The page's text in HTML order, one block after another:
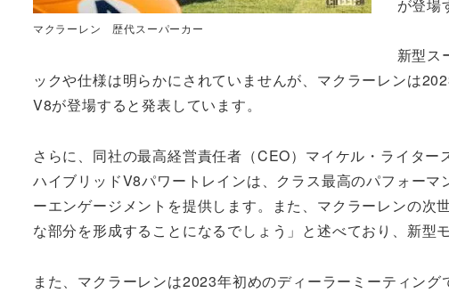
マクラーレン 歴代スーパーカー
が登場
新型ス
ックや仕様は明らかにされていませんが、マクラーレンは
V8が登場すると発表しています。
さらに、同社の最高経営責任者（CEO）マイケル・ライター
ハイブリッドV8パワートレインは、クラス最高のパフォー
ーエンゲージメントを提供します。また、マクラーレンの次
な部分を形成することになるでしょう」と述べており、新型
また、マクラーレンは2023年初めのディーラーミーティン